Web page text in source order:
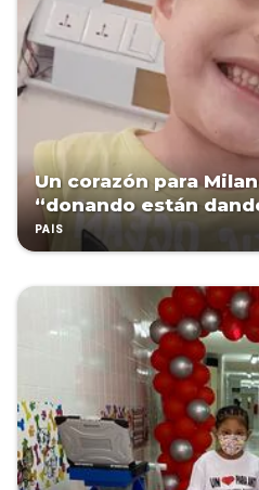
Un corazón para
“donando están
PAÍS